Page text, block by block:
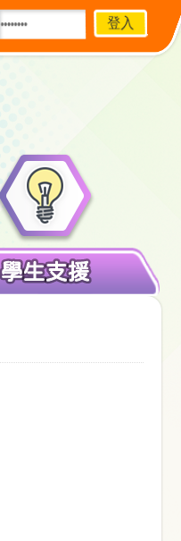
學生支援